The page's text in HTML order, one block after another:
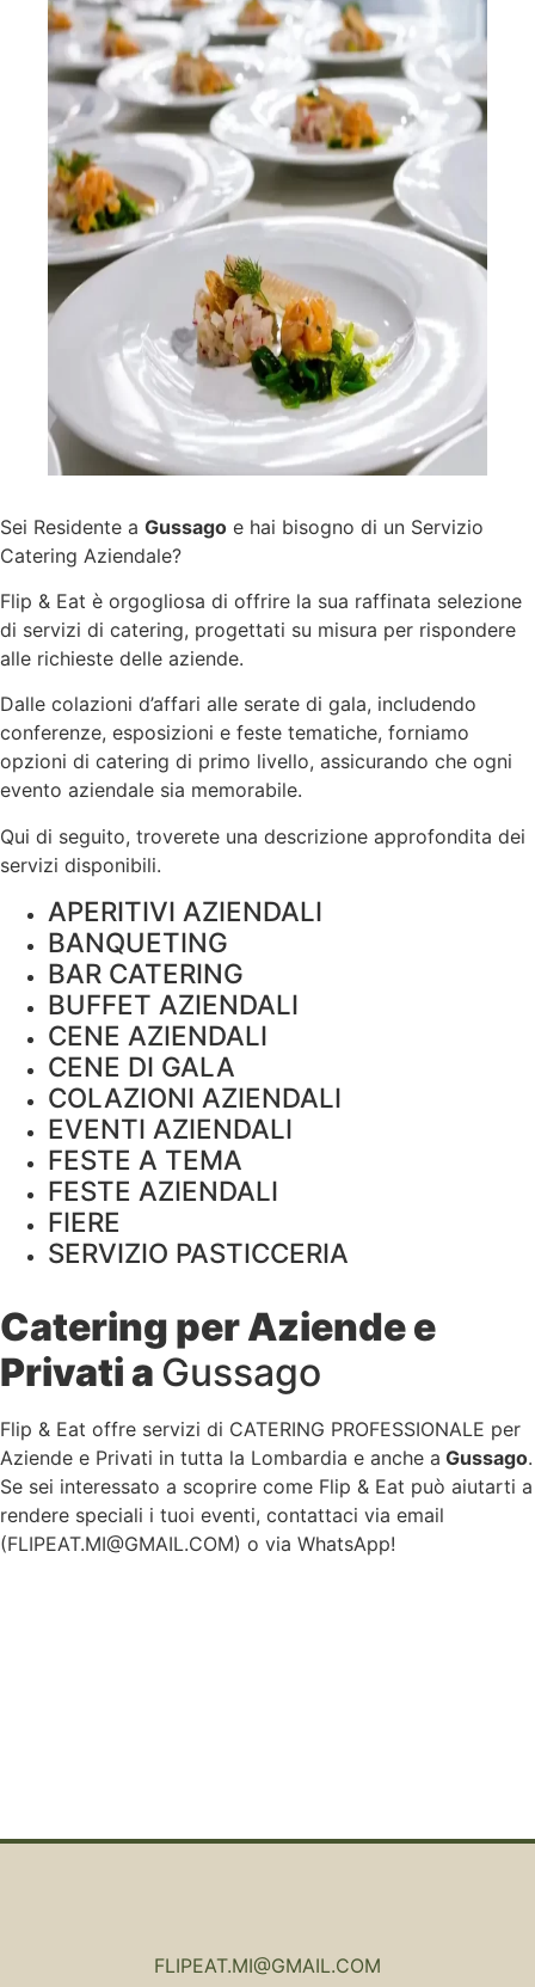
Sei Residente a Gussago e hai bisogno di un Servizio
Catering Aziendale?
Flip & Eat è orgogliosa di offrire la sua raffinata selezione
di servizi di catering, progettati su misura per rispondere
alle richieste delle aziende.
Dalle colazioni d’affari alle serate di gala, includendo
conferenze, esposizioni e feste tematiche, forniamo
opzioni di catering di primo livello, assicurando che ogni
evento aziendale sia memorabile.
Qui di seguito, troverete una descrizione approfondita dei
servizi disponibili.
APERITIVI AZIENDALI
BANQUETING
BAR CATERING
BUFFET AZIENDALI
CENE AZIENDALI
CENE DI GALA
COLAZIONI AZIENDALI
EVENTI AZIENDALI
FESTE A TEMA
FESTE AZIENDALI
FIERE
SERVIZIO PASTICCERIA
Catering per Aziende e
Privati a Gussago
Flip & Eat offre servizi di CATERING PROFESSIONALE per
Aziende e Privati in tutta la Lombardia e anche a Gussago.
Se sei interessato a scoprire come Flip & Eat può aiutarti a
rendere speciali i tuoi eventi, contattaci via email
(FLIPEAT.MI@GMAIL.COM) o via WhatsApp!
FLIPEAT.MI@GMAIL.COM